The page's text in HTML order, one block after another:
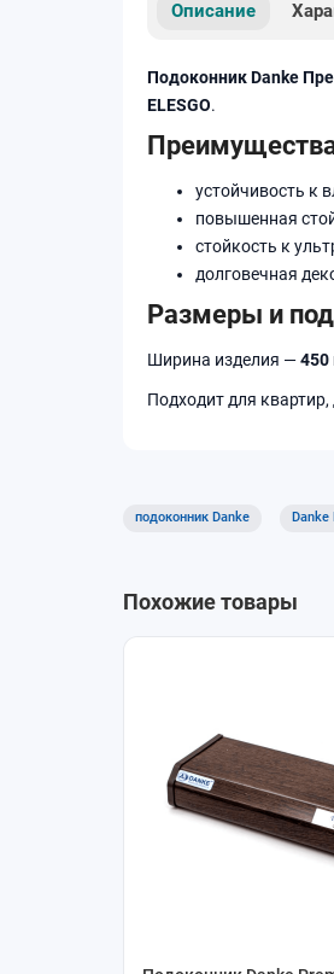
Описание
Подоконник Danke
ELESGO.
устойчивость к
повышенная
стойкость к
долговечная
Размеры и
Ширина изделия —
Подходит для
подоконник Danke Danke
Похожие товары